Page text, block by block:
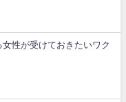
性が受けておきたいワク